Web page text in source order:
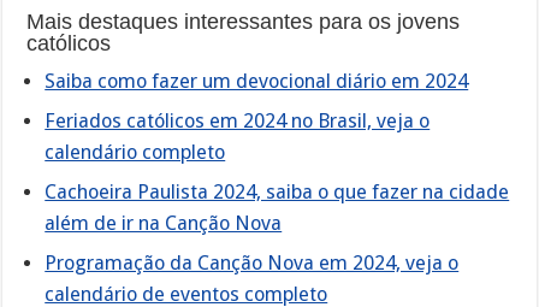
Mais destaques interessantes para os jovens
católicos
Saiba como fazer um devocional diário em 2024
Feriados católicos em 2024 no Brasil, veja o
calendário completo
Cachoeira Paulista 2024, saiba o que fazer na cidade
além de ir na Canção Nova
Programação da Canção Nova em 2024, veja o
calendário de eventos completo